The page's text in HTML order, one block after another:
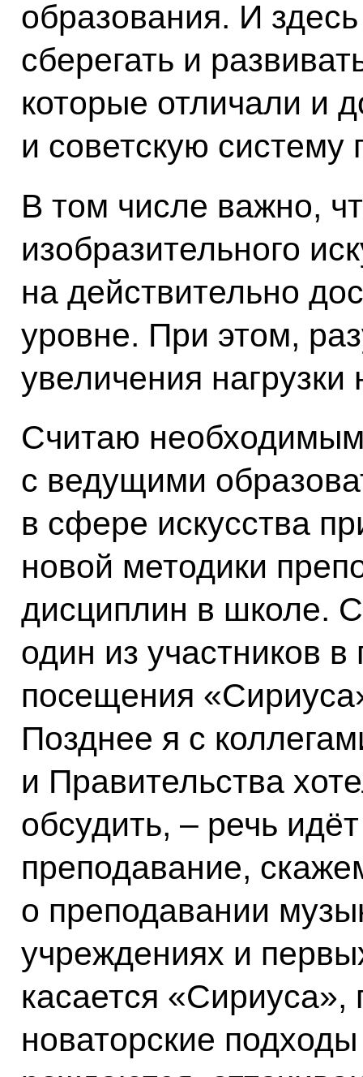
образования. И
сберегать и
которые отличали и
и советскую
В том числе важно,
изобразительного
на действительно
уровне. При этом,
увеличения нагрузки
Считаю
с ведущими
в сфере искусства
новой методики
дисциплин в школе.
один из участников
посещения
Позднее я с
и Правительства
обсудить, – речь
преподавание,
о преподавании
учреждениях и
касается
новаторские